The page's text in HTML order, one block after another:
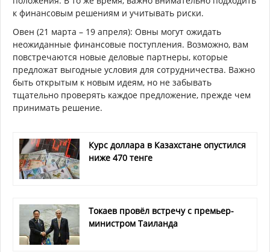
к финансовым решениям и учитывать риски.
Овен (21 марта – 19 апреля): Овны могут ожидать
неожиданные финансовые поступления. Возможно, вам
повстречаются новые деловые партнеры, которые
предложат выгодные условия для сотрудничества. Важно
быть открытым к новым идеям, но не забывать
тщательно проверять каждое предложение, прежде чем
принимать решение.
Курс доллара в Казахстане опустился
ниже 470 тенге
Токаев провёл встречу с премьер-
министром Таиланда